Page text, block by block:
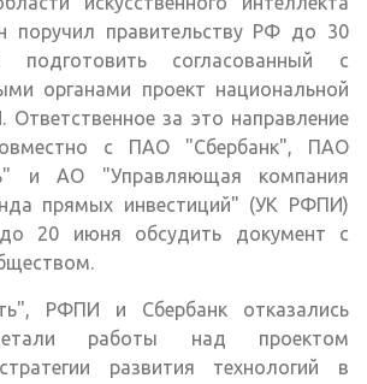
поручил правительству РФ до 30
согласованный с
органами проект национальной
Ответственное за это направление
с ПАО "Сбербанк", ПАО
и АО "Управляющая компания
прямых инвестиций" (УК РФПИ)
20 июня обсудить документ с
РФПИ и Сбербанк отказались
работы над проектом
развития технологий в